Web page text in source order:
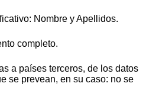
Nombre y Apellidos.
completo.
a países terceros, de los datos
se prevean, en su caso: no se